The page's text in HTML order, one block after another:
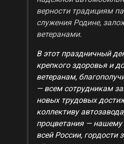
верности традициям
служения Родине,
ветеранами.
В этот праздничный
крепкого здоровья и
ветеранам,
— всем сотрудникам
новых трудовых
коллективу
процветания — нашему
всей России, гордости